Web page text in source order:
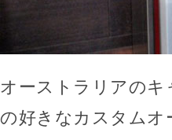
オーストラリアの
の好きなカスタム